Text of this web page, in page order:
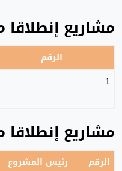
مشاريع إنطلاقا من : 01/
الرقم
1
مشاريع إنطلاقا من : 01/
الرقم رئيس المشروع